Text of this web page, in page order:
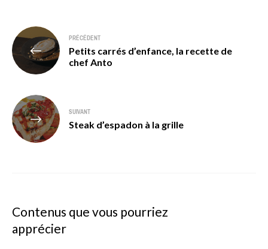
Navigation
de
l’article
PRÉCÉDENT
Petits carrés d’enfance, la recette de
chef Anto
SUIVANT
Steak d’espadon à la grille
Contenus que vous pourriez
apprécier